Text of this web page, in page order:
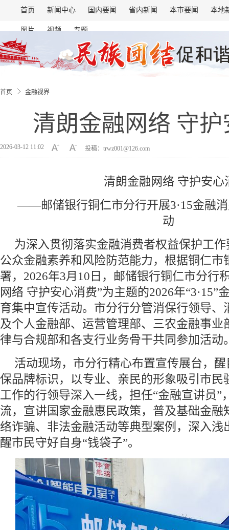
首页 新闻中心 国内要闻 省内新闻 本市要闻 本地
图片 视频 专题
首页 金融视界
清朗金融网络 守
2026-03-12 11:02 投稿：trwz001@126.com
清朗金融网络 守护安心
——邮储银行铜仁市分行开展3·15金融
动
为深入贯彻落实金融消费者权益保护工
公众金融素养和风险防范能力，根据铜仁市
署，2026年3月10日，邮储银行铜仁市分行
网络 守护安心消费”为主题的2026年“3·15”
育集中宣传活动。市分行分管消保行领导、
及个人金融部、运营管理部、三农金融事业
律与合规部和各支行业务骨干共同参加活动
活动现场，市分行精心布置宣传展台，
保品牌标识，以专业、亲民的形象吸引市民
工作的行领导深入一线，担任“金融宣讲员”
流，宣讲国家金融惠民政策，普及基础金融
络诈骗、非法金融活动等典型案例，深入浅
醒市民守好自身“钱袋子”。